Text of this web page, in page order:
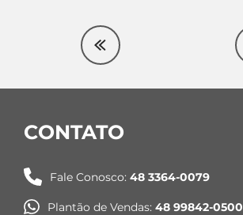
CONTATO
Fale Conosco: 48 3364-0079
Plantão de Vendas: 48 99842-0500